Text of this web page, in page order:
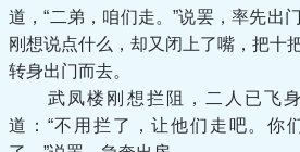
道，“二弟，咱们走。”说罢，率先出
刚想说点什么，却又闭上了嘴，把十
转身出门而去。
武凤楼刚想拦阻，二人已飞身
道：“不用拦了，让他们走吧。你